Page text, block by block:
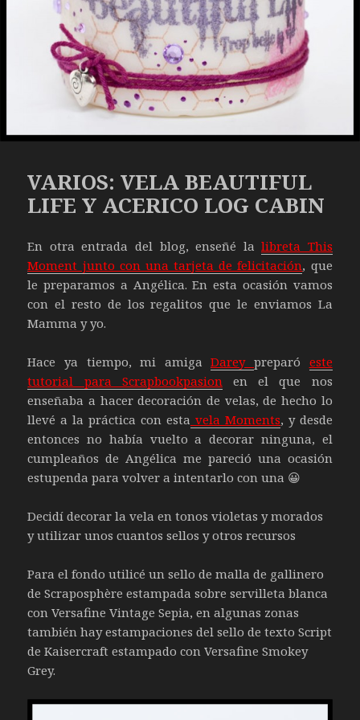
VARIOS: VELA BEAUTIFUL
LIFE Y ACERICO LOG CABIN
En otra entrada del blog, enseñé lalibreta This
Moment junto con una tarjeta de felicitación, que
le preparamos a Angélica. En esta ocasión vamos
con el resto de los regalitos que le enviamos La
Mamma y yo.
Hace ya tiempo, mi amigaDarey preparó este
tutorial para Scrapbookpasion en el que nos
enseñaba a hacer decoración de velas, de hecho lo
llevé a la práctica con esta vela Moments, y desde
entonces no había vuelto a decorar ninguna, el
cumpleaños de Angélica me pareció una ocasión
estupenda para volver a intentarlo con una 😀
Decidí decorar la vela en tonos violetas y morados
y utilizar unos cuantos sellos y otros recursos
Para el fondo utilicé un sello de malla de gallinero
de Scraposphère estampada sobre servilleta blanca
con Versafine Vintage Sepia, en algunas zonas
también hay estampaciones del sello de texto Script
de Kaisercraft estampado con Versafine Smokey
Grey.